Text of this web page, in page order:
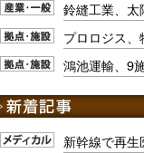
鈴縫工業、太
プロロジス
鴻池運輸、9
新幹線で再